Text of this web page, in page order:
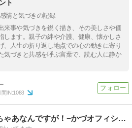
ト
情と気づきの記録
来事や気づきを鋭く描き、その美しさや価
します。親子の絆や介護、健康、懐かしさ
、人生の折り返し地点での心の動きに寄り
気づきと共感を呼ぶ言葉で、読む人に静か
間IN:1083
−こんな事を言っちゃあなんですが！−かづオフィシャルブログ